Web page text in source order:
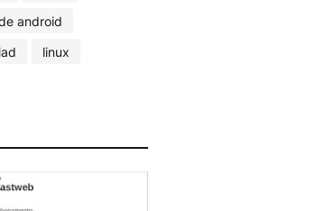
android
linux